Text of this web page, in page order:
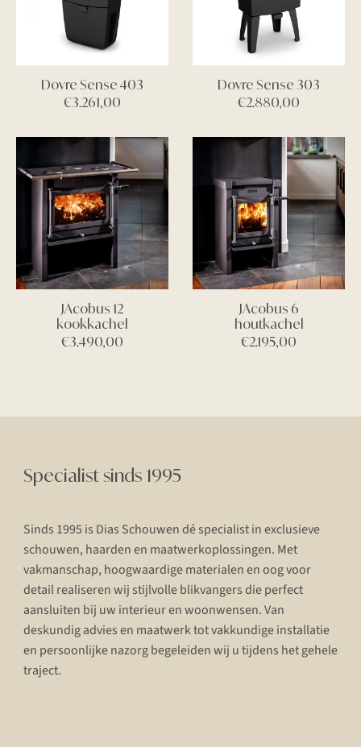
Dovre Sense 403
€3.261,00
Dovre Sense 303
€2.880,00
JAcobus 12
kookkachel
€3.490,00
JAcobus 6
houtkachel
€2.195,00
Specialist sinds 1995
Sinds 1995 is Dias Schouwen dé specialist in exclusieve
schouwen, haarden en maatwerkoplossingen. Met
vakmanschap, hoogwaardige materialen en oog voor
detail realiseren wij stijlvolle blikvangers die perfect
aansluiten bij uw interieur en woonwensen. Van
deskundig advies en maatwerk tot vakkundige installatie
en persoonlijke nazorg begeleiden wij u tijdens het gehele
traject.